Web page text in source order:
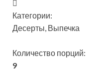
Категории:
Десерты, Выпечка
Количество порций:
9